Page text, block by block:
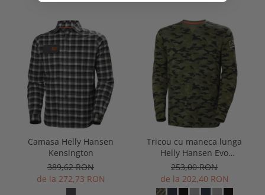
Camasa Helly Hansen
Kensington
389,62 RON
de la 272,73 RON
Tricou cu maneca lunga
Helly Hansen Evo
Longsleeve
253,00 RON
de la 202,40 RON